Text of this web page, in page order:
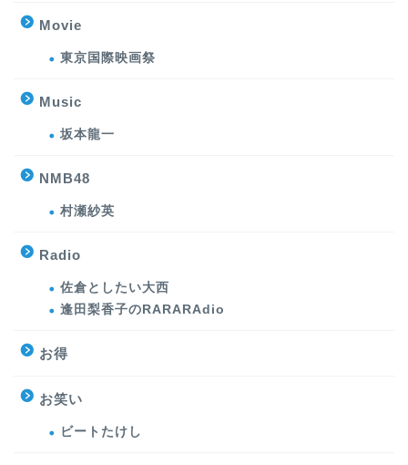
Movie
東京国際映画祭
Music
坂本龍一
NMB48
村瀬紗英
Radio
佐倉としたい大西
逢田梨香子のRARARAdio
お得
お笑い
ビートたけし